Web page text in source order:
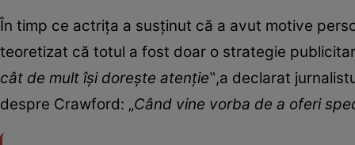
În timp ce actrița a susținut că a avut motive
teoretizat că totul a fost doar o strategie
cât de mult își dorește atenție‟,a declarat
despre Crawford: „Când vine vorba de a oferi